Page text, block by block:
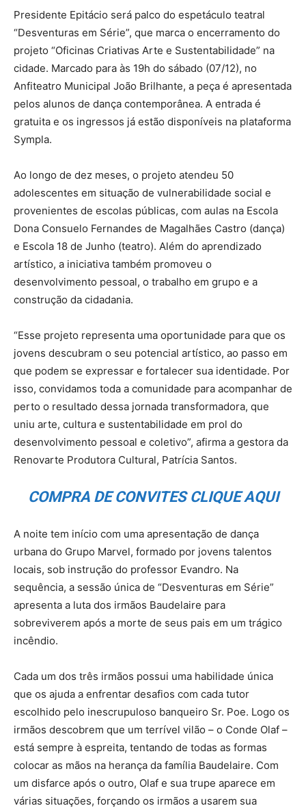
Presidente Epitácio será palco do espetáculo teatral
“Desventuras em Série”, que marca o encerramento do
projeto “Oficinas Criativas Arte e Sustentabilidade” na
cidade. Marcado para às 19h do sábado (07/12), no
Anfiteatro Municipal João Brilhante, a peça é apresentada
pelos alunos de dança contemporânea. A entrada é
gratuita e os ingressos já estão disponíveis na plataforma
Sympla.
Ao longo de dez meses, o projeto atendeu 50
adolescentes em situação de vulnerabilidade social e
provenientes de escolas públicas, com aulas na Escola
Dona Consuelo Fernandes de Magalhães Castro (dança)
e Escola 18 de Junho (teatro). Além do aprendizado
artístico, a iniciativa também promoveu o
desenvolvimento pessoal, o trabalho em grupo e a
construção da cidadania.
“Esse projeto representa uma oportunidade para que os
jovens descubram o seu potencial artístico, ao passo em
que podem se expressar e fortalecer sua identidade. Por
isso, convidamos toda a comunidade para acompanhar de
perto o resultado dessa jornada transformadora, que
uniu arte, cultura e sustentabilidade em prol do
desenvolvimento pessoal e coletivo”, afirma a gestora da
Renovarte Produtora Cultural, Patrícia Santos.
COMPRA DE CONVITES CLIQUE AQUI
A noite tem início com uma apresentação de dança
urbana do Grupo Marvel, formado por jovens talentos
locais, sob instrução do professor Evandro. Na
sequência, a sessão única de “Desventuras em Série”
apresenta a luta dos irmãos Baudelaire para
sobreviverem após a morte de seus pais em um trágico
incêndio.
Cada um dos três irmãos possui uma habilidade única
que os ajuda a enfrentar desafios com cada tutor
escolhido pelo inescrupuloso banqueiro Sr. Poe. Logo os
irmãos descobrem que um terrível vilão – o Conde Olaf –
está sempre à espreita, tentando de todas as formas
colocar as mãos na herança da família Baudelaire. Com
um disfarce após o outro, Olaf e sua trupe aparece em
várias situações, forçando os irmãos a usarem sua